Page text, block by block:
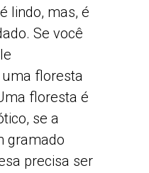
lindo, mas, é
Se você
floresta
floresta é
se a
gramado
precisa ser